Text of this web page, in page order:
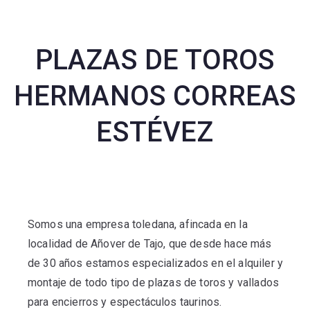
PLAZAS DE TOROS
HERMANOS CORREAS
ESTÉVEZ
Somos una empresa toledana, afincada en la
localidad de Añover de Tajo, que desde hace más
de 30 años estamos especializados en el alquiler y
montaje de todo tipo de plazas de toros y vallados
para encierros y espectáculos taurinos.